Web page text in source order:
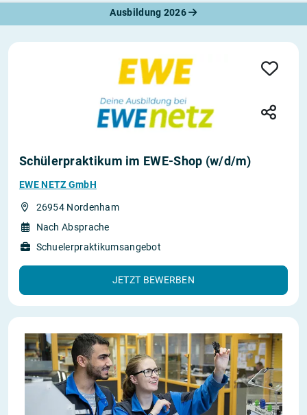
Ausbildung 2026
Schülerpraktikum im EWE-Shop (w/d/m)
EWE NETZ GmbH
26954 Nordenham
Nach Absprache
Schuelerpraktikumsangebot
JETZT BEWERBEN